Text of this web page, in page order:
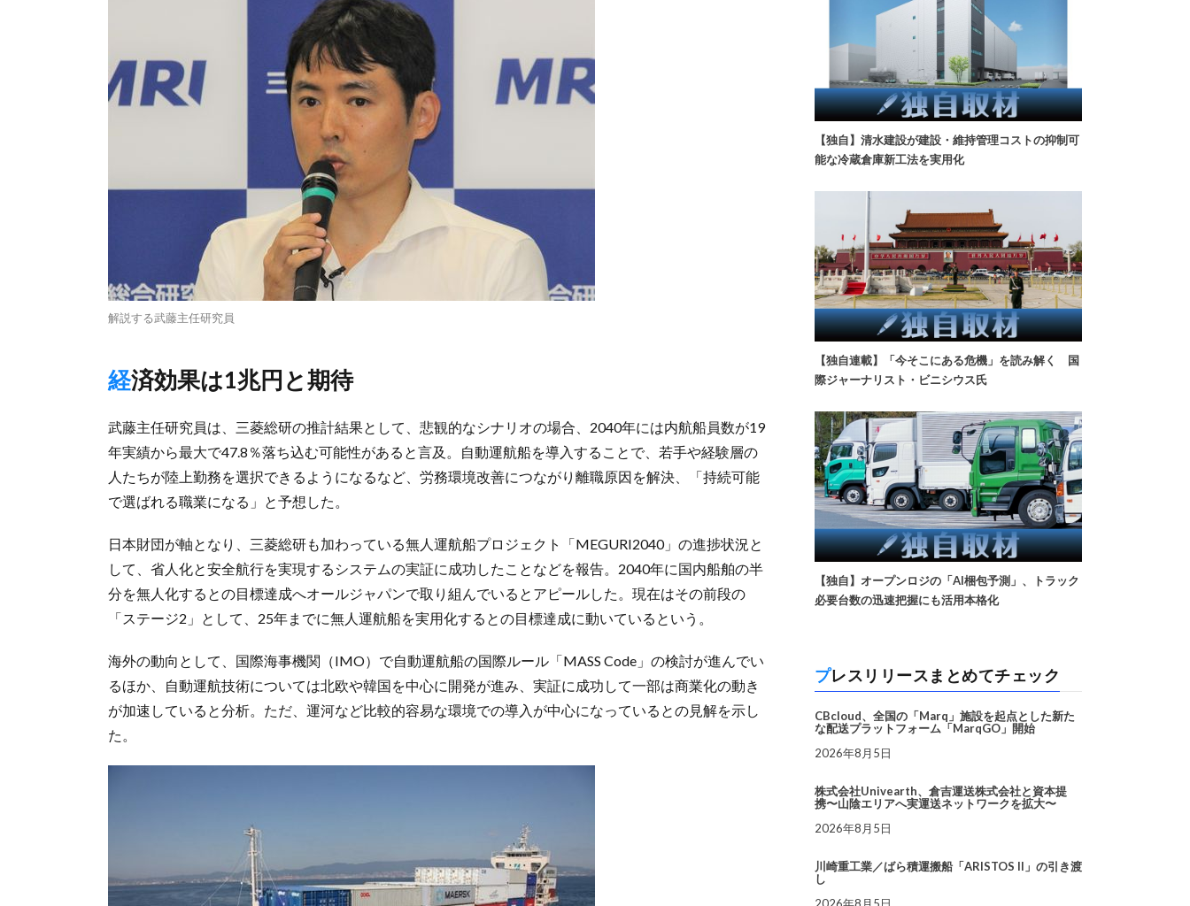
解説する武藤主任研究員
経済効果は1兆円と期待
武藤主任研究員は、三菱総研の推計結果として、悲観的なシナリオの場合、2040年には内航船員数が19
年実績から最大で47.8％落ち込む可能性があると言及。自動運航船を導入することで、若手や経験層の
人たちが陸上勤務を選択できるようになるなど、労務環境改善につながり離職原因を解決、「持続可能
で選ばれる職業になる」と予想した。
日本財団が軸となり、三菱総研も加わっている無人運航船プロジェクト「MEGURI2040」の進捗状況と
して、省人化と安全航行を実現するシステムの実証に成功したことなどを報告。2040年に国内船舶の半
分を無人化するとの目標達成へオールジャパンで取り組んでいるとアピールした。現在はその前段の
「ステージ2」として、25年までに無人運航船を実用化するとの目標達成に動いているという。
海外の動向として、国際海事機関（IMO）で自動運航船の国際ルール「MASS Code」の検討が進んでい
るほか、自動運航技術については北欧や韓国を中心に開発が進み、実証に成功して一部は商業化の動き
が加速していると分析。ただ、運河など比較的容易な環境での導入が中心になっているとの見解を示し
た。
【独自】清水建設が建設・維持管理コストの抑制可
能な冷蔵倉庫新工法を実用化
【独自連載】「今そこにある危機」を読み解く 国
際ジャーナリスト・ビニシウス氏
【独自】オープンロジの「AI梱包予測」、トラック
必要台数の迅速把握にも活用本格化
プレスリリースまとめてチェック
CBcloud、全国の「Marq」施設を起点とした新た
な配送プラットフォーム「MarqGO」開始
2026年8月5日
株式会社Univearth、倉吉運送株式会社と資本提
携〜山陰エリアへ実運送ネットワークを拡大〜
2026年8月5日
川崎重工業／ばら積運搬船「ARISTOS II」の引き渡
し
2026年8月5日